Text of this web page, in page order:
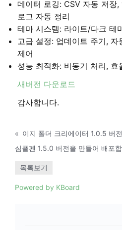
데이터 로깅: CSV 자동 저장,
로그 자동 정리
테마 시스템: 라이트/다크 테
고급 설정: 업데이트 주기,
제어
성능 최적화: 비동기 처리, 효
새버전 다운로드
감사합니다.
« 이지 폴더 크리에이터 1.0.5 버
심플펜 1.5.0 버전을 만들어 배포
목록보기
Powered by KBoard